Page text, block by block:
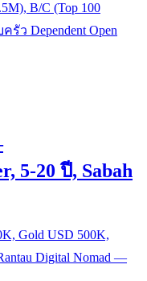
B/C (Top 100
รัว Dependent Open
5-20 ปี, Sabah
Gold USD 500K,
Digital Nomad —